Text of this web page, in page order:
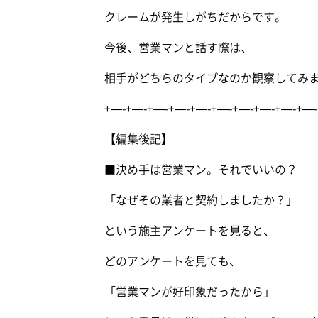
クレームが発生しがちだからです。
今後、営業マンと話す際は、
相手がどちらのタイプなのか観察してみ
+—-+—-+—-+—-+—-+—-+—-+—-+—-
【編集後記】
■決め手は営業マン。それでいいの？
「なぜその業者と契約しましたか？」
という施主アンケートを見ると、
どのアンケートを見ても、
「営業マンが好印象だったから」